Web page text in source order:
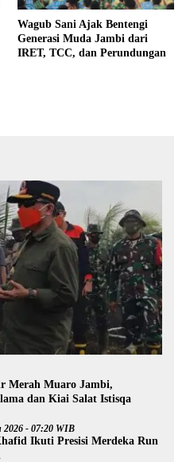
Wagub Sani Ajak Bentengi
Generasi Muda Jambi dari
IRET, TCC, dan Perundungan
Merah Muaro Jambi,
dan Kiai Salat Istisqa
2026 - 07:20 WIB
Ikuti Presisi Merdeka Run